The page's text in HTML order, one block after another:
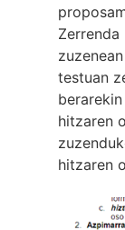
testuan
hitzaren
hitzaren